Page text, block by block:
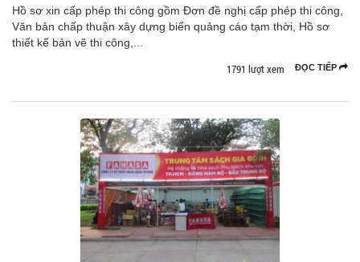
Hồ sơ xin cấp phép thi công gồm Đơn đề nghị cấp phép thi công,
Văn bản chấp thuận xây dựng biển quảng cáo tạm thời, Hồ sơ
thiết kế bản vẽ thi công,...
ĐỌC TIẾP
1791 lượt xem